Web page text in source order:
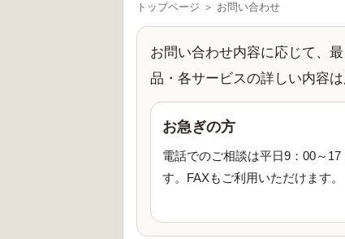
トップページ ＞ お問い合わせ
お問い合わせ内容に応じて、
品・各サービスの詳しい内容
お急ぎの方
電話でのご相談は平日9：00～17
す。FAXもご利用いただけます。